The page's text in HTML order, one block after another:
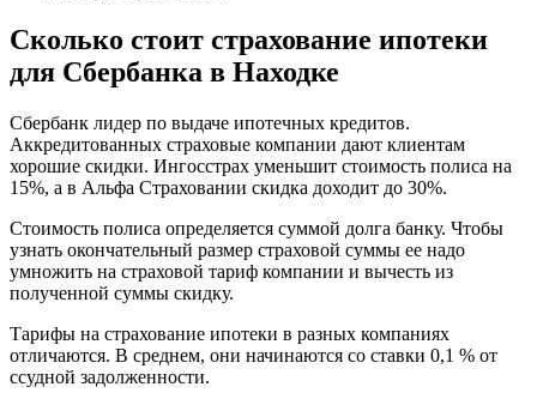
Сколько стоит страхование ипотеки
для Сбербанка в Находке
Сбербанк лидер по выдаче ипотечных кредитов.
Аккредитованных страховые компании дают клиентам
хорошие скидки. Ингосстрах уменьшит стоимость полиса на
15%, а в Альфа Страховании скидка доходит до 30%.
Стоимость полиса определяется суммой долга банку. Чтобы
узнать окончательный размер страховой суммы ее надо
умножить на страховой тариф компании и вычесть из
полученной суммы скидку.
Тарифы на страхование ипотеки в разных компаниях
отличаются. В среднем, они начинаются со ставки 0,1 % от
ссудной задолженности.